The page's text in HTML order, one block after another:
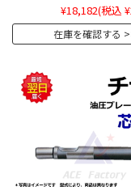
¥18,182(税込
在庫を確認する